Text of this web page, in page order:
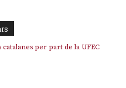
catalanes per part de la UFEC